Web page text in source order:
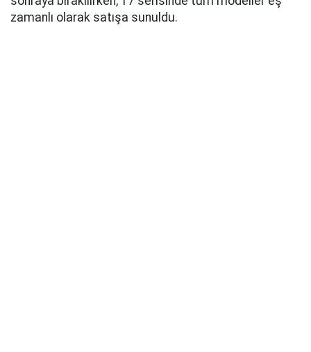
zamanlı olarak satışa sunuldu.